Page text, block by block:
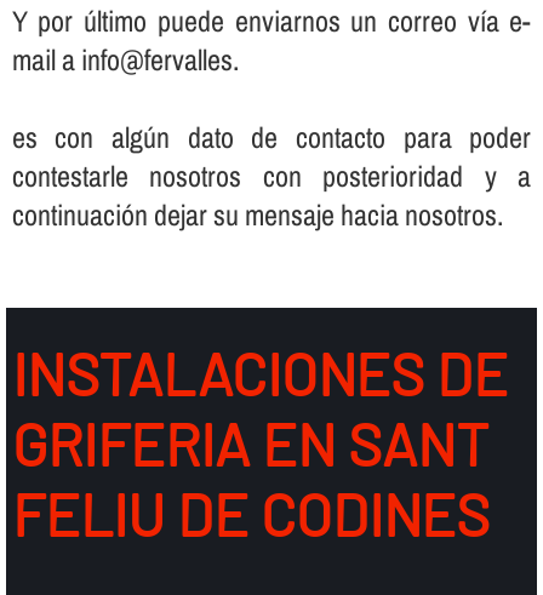
Y por último puede enviarnos un correo ví­a e-
mail a info@fervalles.
es con algún dato de contacto para poder
contestarle nosotros con posterioridad y a
continuación dejar su mensaje hacia nosotros.
INSTALACIONES DE
GRIFERIA EN SANT
FELIU DE CODINES